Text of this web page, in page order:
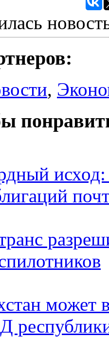
,
может